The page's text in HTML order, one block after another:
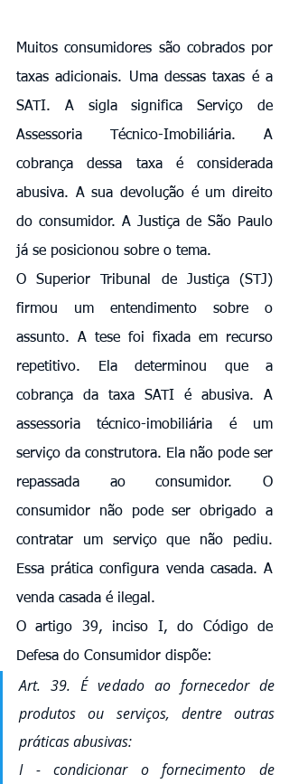
Muitos consumidores são cobrados por
taxas adicionais. Uma dessas taxas é a
SATI. A sigla significa Serviço de
Assessoria Técnico-Imobiliária. A
cobrança dessa taxa é considerada
abusiva. A sua devolução é um direito
do consumidor. A Justiça de São Paulo
já se posicionou sobre o tema.
O Superior Tribunal de Justiça (STJ)
firmou um entendimento sobre o
assunto. A tese foi fixada em recurso
repetitivo. Ela determinou que a
cobrança da taxa SATI é abusiva. A
assessoria técnico-imobiliária é um
serviço da construtora. Ela não pode ser
repassada ao consumidor. O
consumidor não pode ser obrigado a
contratar um serviço que não pediu.
Essa prática configura venda casada. A
venda casada é ilegal.
O artigo 39, inciso I, do Código de
Defesa do Consumidor dispõe:
Art. 39. É vedado ao fornecedor de
produtos ou serviços, dentre outras
práticas abusivas:
I - condicionar o fornecimento de